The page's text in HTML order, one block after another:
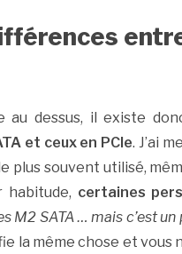
au dessus, il existe
et ceux en PCIe. J’ai
plus souvent utilisé,
habitude, certaines
M2 SATA … mais c’est
la même chose et vous